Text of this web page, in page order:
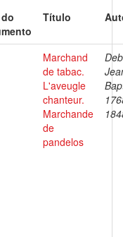
Título
Marchand
de tabac.
L'aveugle
chanteur.
Marchande
de
pandelos